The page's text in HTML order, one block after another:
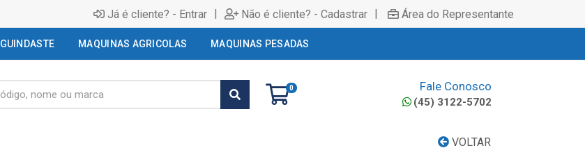
Já é cliente? - Entrar | Não é cliente? - Cadastrar | Área do Representante
GUINDASTE MAQUINAS AGRICOLAS MAQUINAS PESADAS
0 Fale Conosco
(45) 3122-5702
VOLTAR